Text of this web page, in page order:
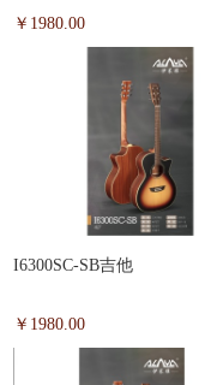
￥1980.00
I6300SC-SB吉他
￥1980.00